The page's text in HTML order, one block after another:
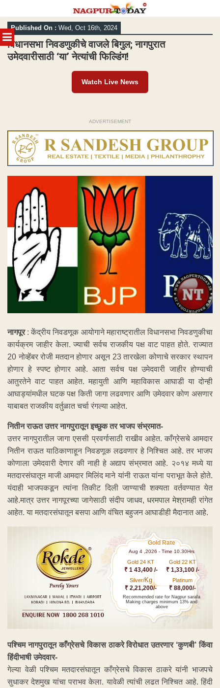
MENU
Skip
to
content
Published On : Wed, Oct 16th, 2024
विधानसभा निवडणुकीचे वाजले बिगुल; नागपुरात
उमेदवारीसाठी ‘या’ नेत्यांची फिल्डिंग!
Watch Live News
ADVERTISEMENT
नागपूर : केंद्रीय निवडणूक आयोगाने महाराष्ट्रातील विधानसभा निवडणुकीचा
कार्यक्रम जाहीर केला. ज्याची सर्वच राजकीय पक्ष वाट पाहत होते. राज्यात
20 नोव्हेंबर रोजी मतदान होणार असून 23 तारखेला कोणाचे सरकार स्थापन
होणार हे स्पष्ट होणार आहे. आता सर्वच पक्ष उमेदवारी जाहीर होण्याची
आतुरतेने वाट पाहत आहेत. महायुती आणि महाविकास आघाडी या दोन्ही
आघाड्यांमधील घटक पक्ष किती जागा लढवणार आणि उमेदवार कोण असणार
याबाबत राजकीय वर्तुळात चर्चा रंगल्या आहेत.
नितीन राऊत उत्तर नागपुरातून इच्छुक तर भाजप संभ्रमात-
उत्तर नागपुरातील जागा एससी प्रवर्गासाठी राखीव आहेत. काँग्रेसचे आमदार
नितीन राऊत याठिकाणाहून निवडणूक लढवणार हे निश्चित आहे. तर भाजप
कोणाला उमेदवारी देणार की नाही हे अद्याप संभ्रमात आहे. २०१४ मध्ये या
मतदारसंघातून माजी आमदार मिलिंद माने यांनी राऊत यांना पराभूत केले होते.
यंदाही भाजपकडून त्यांना तिकीट दिली जाण्याची शक्यता वर्तवण्यात येत
आहे.मात्र उत्तर नागपूरच्या जागेसाठी संदीप जाधव, धरमपाल मेश्रामही रांगेत
आहेत. या मतदारसंघातून बसपा आणि वंचित बहुजन आघाडीही मैदानात आहे.
Gold Rate
Aug 4 ,2026 - Time 10.30Hrs
Gold 24 KT
₹ 1 43,400 /-
Gold 22 KT
₹ 1,33,100 /-
Silver/Kg
₹ 2,21,200/-
Platinum
₹ 88,000/-
Recommended rate for Nagpur sarafa
Making charges minimum 13% and
above
पश्चिम नागपुरातून काँग्रेसचे विकास ठाकरे विरोधात उतरणार ‘कुणबी’ किंवा
हिंदीभाषी उमेदवार-
गेल्या वेळी पश्चिम मतदारसंघातून काँग्रेसचे विकास ठाकरे यांनी भाजपचे
सुधाकर देशमुख यांचा पराभव केला. यावेळी त्यांची लढत निश्चित आहे. हिंदी